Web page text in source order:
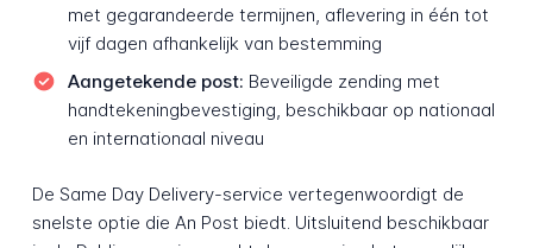
met gegarandeerde termijnen, aflevering in één tot
vijf dagen afhankelijk van bestemming
Aangetekende post: Beveiligde zending met
handtekeningbevestiging, beschikbaar op nationaal
en internationaal niveau
De Same Day Delivery-service vertegenwoordigt de
snelste optie die An Post biedt. Uitsluitend beschikbaar